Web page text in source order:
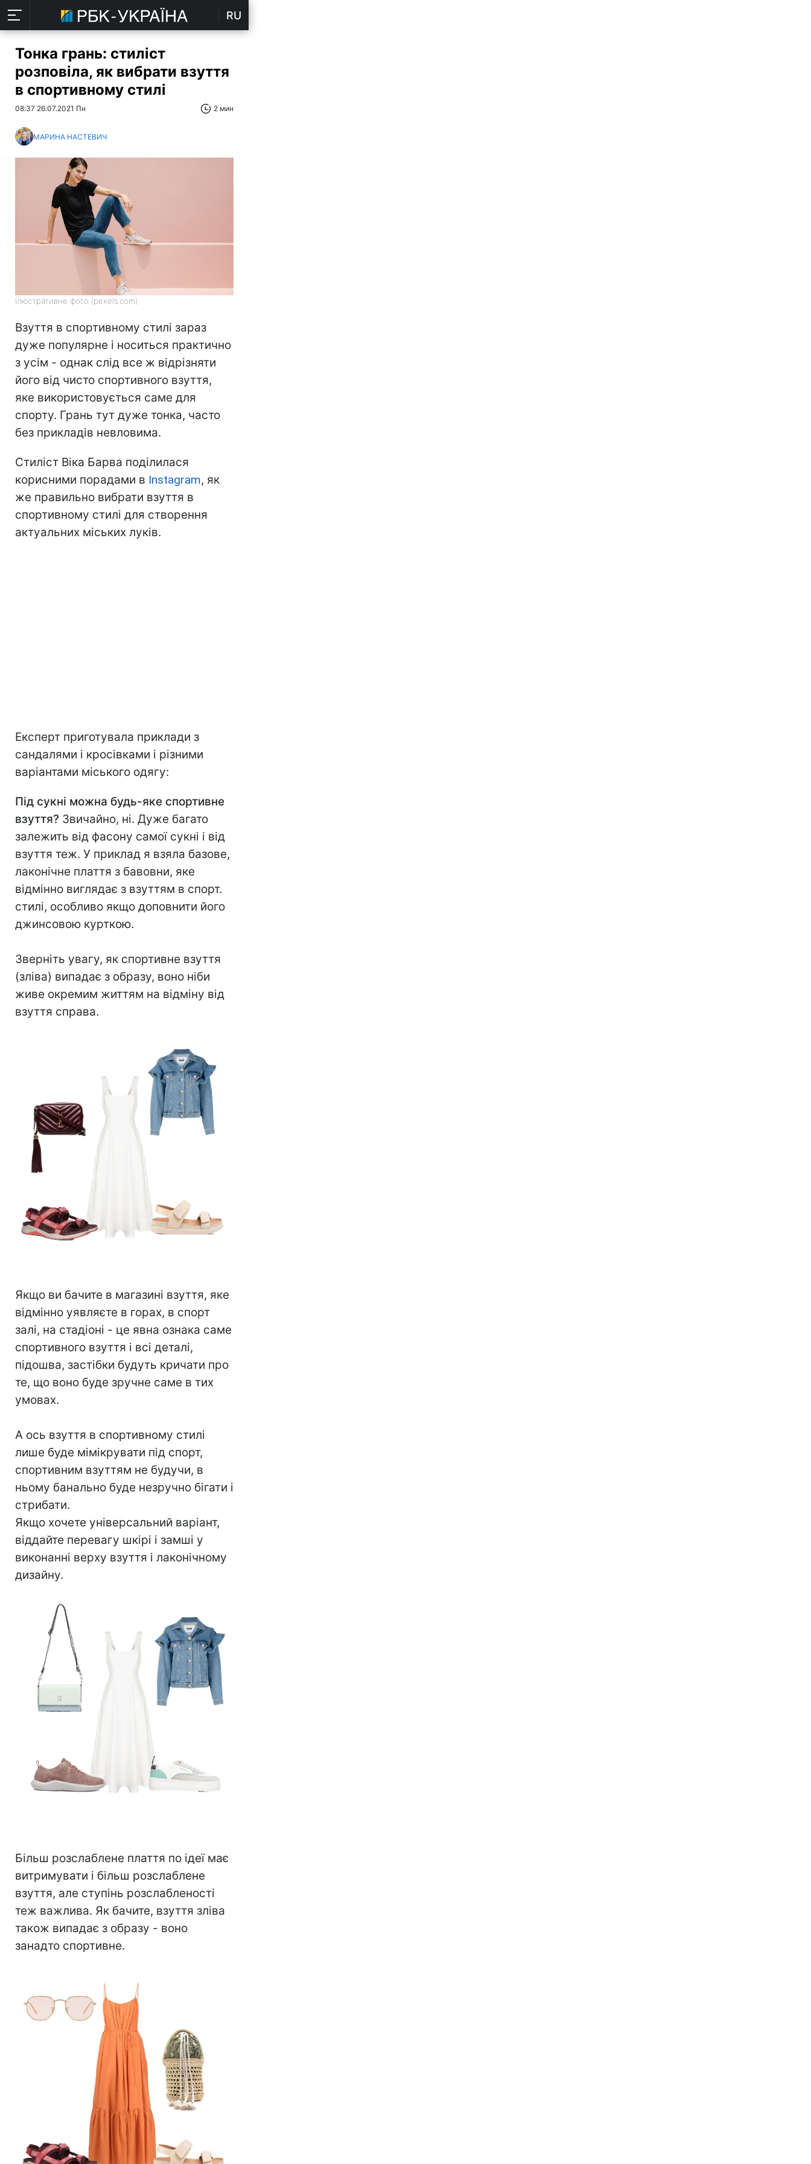
RU
Тонка грань: стиліст
розповіла, як вибрати взуття
в спортивному стилі
08:37 26.07.2021 Пн 2 мин
МАРИНА НАСТЕВИЧ
Ілюстративне фото (pexels.com)
Взуття в спортивному стилі зараз
дуже популярне і носиться практично
з усім - однак слід все ж відрізняти
його від чисто спортивного взуття,
яке використовується саме для
спорту. Грань тут дуже тонка, часто
без прикладів невловима.
Стиліст Віка Барва поділилася
корисними порадами в Instagram, як
же правильно вибрати взуття в
спортивному стилі для створення
актуальних міських луків.
Експерт приготувала приклади з
сандалями і кросівками і різними
варіантами міського одягу:
Під сукні можна будь-яке спортивне
взуття? Звичайно, ні. Дуже багато
залежить від фасону самої сукні і від
взуття теж. У приклад я взяла базове,
лаконічне плаття з бавовни, яке
відмінно виглядає з взуттям в спорт.
стилі, особливо якщо доповнити його
джинсовою курткою.
Зверніть увагу, як спортивне взуття
(зліва) випадає з образу, воно ніби
живе окремим життям на відміну від
взуття справа.
Якщо ви бачите в магазині взуття, яке
відмінно уявляєте в горах, в спорт
залі, на стадіоні - це явна ознака саме
спортивного взуття і всі деталі,
підошва, застібки будуть кричати про
те, що воно буде зручне саме в тих
умовах.
А ось взуття в спортивному стилі
лише буде мімікрувати під спорт,
спортивним взуттям не будучи, в
ньому банально буде незручно бігати і
стрибати.
Якщо хочете універсальний варіант,
віддайте перевагу шкірі і замші у
виконанні верху взуття і лаконічному
дизайну.
Більш розслаблене плаття по ідеї має
витримувати і більш розслаблене
взуття, але ступінь розслабленості
теж важлива. Як бачите, взуття зліва
також випадає з образу - воно
занадто спортивне.